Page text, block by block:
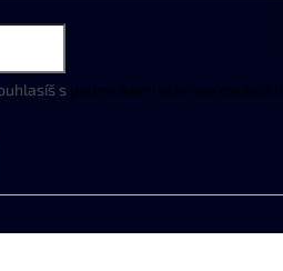
s podmínkami ochrany osobních